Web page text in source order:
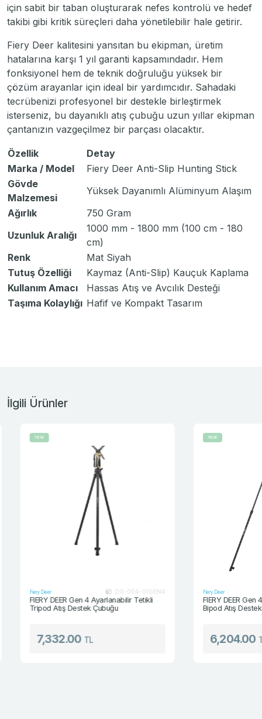
için sabit bir taban oluşturarak nefes kontrolü ve hedef
takibi gibi kritik süreçleri daha yönetilebilir hale getirir.
Fiery Deer kalitesini yansıtan bu ekipman, üretim
hatalarına karşı 1 yıl garanti kapsamındadır. Hem
fonksiyonel hem de teknik doğruluğu yüksek bir
çözüm arayanlar için ideal bir yardımcıdır. Sahadaki
tecrübenizi profesyonel bir destekle birleştirmek
isterseniz, bu dayanıklı atış çubuğu uzun yıllar ekipman
çantanızın vazgeçilmez bir parçası olacaktır.
Özellik
Detay
Marka / Model
Fiery Deer Anti-Slip Hunting Stick
Gövde
Malzemesi
Yüksek Dayanımlı Alüminyum Alaşım
Ağırlık
750 Gram
Uzunluk Aralığı
1000 mm - 1800 mm (100 cm - 180
cm)
Renk
Mat Siyah
Tutuş Özelliği
Kaymaz (Anti-Slip) Kauçuk Kaplama
Kullanım Amacı
Hassas Atış ve Avcılık Desteği
Taşıma Kolaylığı Hafif ve Kompakt Tasarım
İlgili Ürünler
YENİ
Fiery Deer DX-004-01GEN4
FIERY DEER Gen 4 Ayarlanabilir Tetikli
Tripod Atış Destek Çubuğu
7,332.00TL
YENİ
Fiery Deer
FIERY DEER Gen 4
Bipod Atış Destek
6,204.00TL